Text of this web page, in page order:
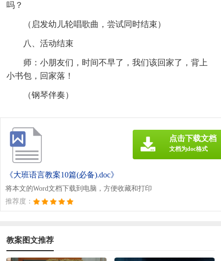
吗？
（启发幼儿轮唱歌曲，尝试同时结束）
八、活动结束
师：小朋友们，时间不早了，我们该回家了，背上
小书包，回家落！
（钢琴伴奏）
《大班语言教案10篇(必备).doc》
将本文的Word文档下载到电脑，方便收藏和打印
推荐度：
点击下载文档
文档为doc格式
教案图文推荐